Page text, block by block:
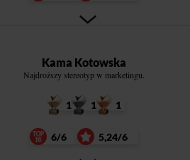
Kama Kotowska
Najdroższy stereotyp w marketingu.
1 1 1
6/6 5,24/6